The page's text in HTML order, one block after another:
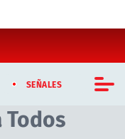
SEÑALES
Todos